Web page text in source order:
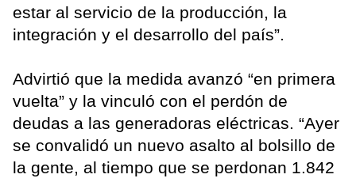
estar al servicio de la producción, la
integración y el desarrollo del país”.
Advirtió que la medida avanzó “en primera
vuelta” y la vinculó con el perdón de
deudas a las generadoras eléctricas. “Ayer
se convalidó un nuevo asalto al bolsillo de
la gente, al tiempo que se perdonan 1.842